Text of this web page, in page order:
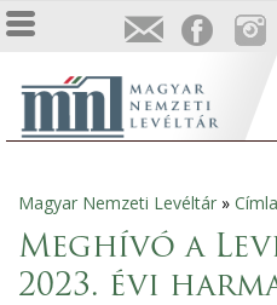
Jelenlegi
hely
Magyar Nemzeti Levéltár »
Meghívó a
2023. évi